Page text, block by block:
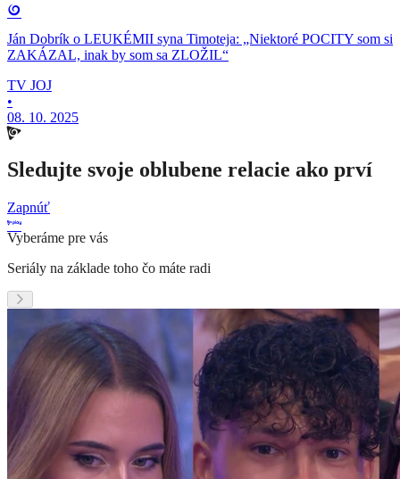
Ján Dobrík o LEUKÉMII syna Timoteja: „Niektoré POCITY som si
ZAKÁZAL, inak by som sa ZLOŽIL“
TV JOJ
•
08. 10. 2025
Sledujte svoje oblubene relacie ako prví
Zapnúť
Vyberáme pre vás
Seriály na základe toho čo máte radi